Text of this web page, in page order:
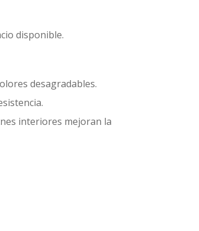
disponible.
desagradables.
interiores mejoran la